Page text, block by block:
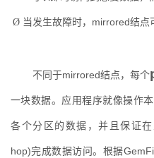
Ø 当发生故障时， mirrored结点
不同于mirrored结点，每个
一块数据。应用程序就像操作本
各个分区的数据，并且保证
hop)完成数据访问。根据